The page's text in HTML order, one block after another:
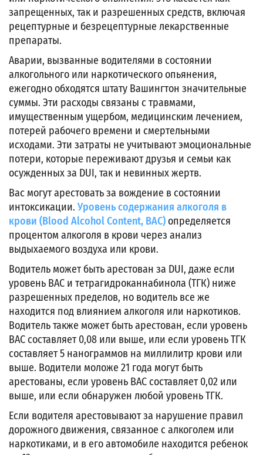
запрещенных, так и разрешенных средств, включая
рецептурные и безрецептурные лекарственные
препараты.
Аварии, вызванные водителями в состоянии
алкогольного или наркотического опьянения,
ежегодно обходятся штату Вашингтон значительные
суммы. Эти расходы связаны с травмами,
имущественным ущербом, медицинским лечением,
потерей рабочего времени и смертельными
исходами. Эти затраты не учитывают эмоциональные
потери, которые переживают друзья и семьи как
осужденных за DUI, так и невинных жертв.
Вас могут арестовать за вождение в состоянии
интоксикации. Уровень содержания алкоголя в
крови (Blood Alcohol Content, BAC) определяется
процентом алкоголя в крови через анализ
выдыхаемого воздуха или крови.
Водитель может быть арестован за DUI, даже если
уровень BAC и тетрагидроканнабинола (ТГК) ниже
разрешенных пределов, но водитель все же
находится под влиянием алкоголя или наркотиков.
Водитель также может быть арестован, если уровень
BAC составляет 0,08 или выше, или если уровень ТГК
составляет 5 нанограммов на миллилитр крови или
выше. Водители моложе 21 года могут быть
арестованы, если уровень BAC составляет 0,02 или
выше, или если обнаружен любой уровень ТГК.
Если водителя арестовывают за нарушение правил
дорожного движения, связанное с алкоголем или
наркотиками, и в его автомобиле находится ребенок